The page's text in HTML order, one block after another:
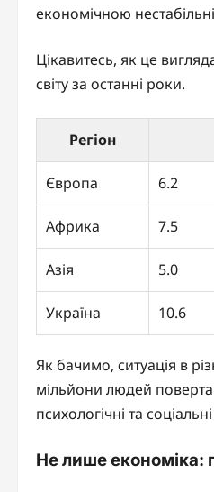
економічною
Цікавитесь, як це
світу за останні роки.
Регіон
Європа 6.2
Африка 7.5
Азія 5.0
Україна 10.6
Як бачимо, ситуація в
мільйони людей
психологічні та
Не лише економіка: